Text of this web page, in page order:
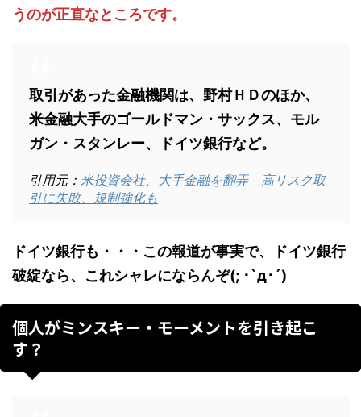
うのが正直なところです。
取引があった金融機関は、野村ＨＤのほか、
米金融大手のゴールドマン・サックス、モル
ガン・スタンレー、ドイツ銀行など。
引用元： 米投資会社、大手金融を翻弄 高リスク取
引に失敗、規制強化も
ドイツ銀行も・・・この報道が事実で、ドイツ銀行
破綻なら、これシャレにならんぞ(; ･`д･´)
個人がミンスキー・モーメントを引き起こ
す？